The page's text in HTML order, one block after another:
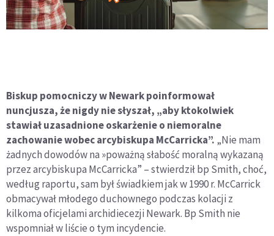
Biskup pomocniczy w Newark poinformował
nuncjusza, że nigdy nie słyszał, „aby ktokolwiek
stawiał uzasadnione oskarżenie o niemoralne
zachowanie wobec arcybiskupa McCarricka”. „Nie mam
żadnych dowodów na »poważną słabość moralną wykazaną
przez arcybiskupa McCarricka” – stwierdził bp Smith, choć,
według raportu, sam był świadkiem jak w 1990 r. McCarrick
obmacywał młodego duchownego podczas kolacji z
kilkoma oficjelami archidiecezji Newark. Bp Smith nie
wspomniał w liście o tym incydencie.